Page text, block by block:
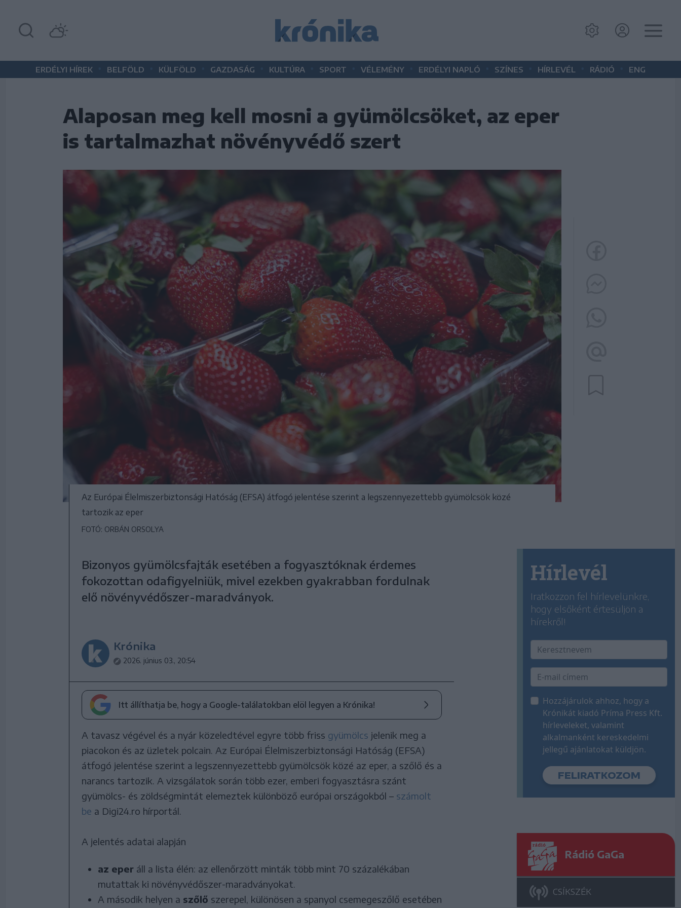
ERDÉLYI HÍREK BELFÖLD KÜLFÖLD GAZDASÁG KULTÚRA SPORT VÉLEMÉNY ERDÉLYI NAPLÓ SZÍNES HÍRLEVÉL RÁDIÓ ENG
Alaposan meg kell mosni a gyümölcsöket, az eper
is tartalmazhat növényvédő szert
Az Európai Élelmiszerbiztonsági Hatóság (EFSA) átfogó jelentése szerint a legszennyezettebb gyümölcsök közé
tartozik az eper
FOTÓ: ORBÁN ORSOLYA
Bizonyos gyümölcsfajták esetében a fogyasztóknak érdemes
fokozottan odafigyelniük, mivel ezekben gyakrabban fordulnak
elő növényvédőszer-maradványok.
Krónika
2026. június 03., 20:54
Itt állíthatja be, hogy a Google-találatokban elöl legyen a Krónika!
A tavasz végével és a nyár közeledtével egyre több friss gyümölcs jelenik meg a
piacokon és az üzletek polcain. Az Európai Élelmiszerbiztonsági Hatóság (EFSA)
átfogó jelentése szerint a legszennyezettebb gyümölcsök közé az eper, a szőlő és a
narancs tartozik. A vizsgálatok során több ezer, emberi fogyasztásra szánt
gyümölcs- és zöldségmintát elemeztek különböző európai országokból – számolt
be a Digi24.ro hírportál.
A jelentés adatai alapján
az eper áll a lista élén: az ellenőrzött minták több mint 70 százalékában
mutattak ki növényvédőszer-maradványokat.
A második helyen a szőlő szerepel, különösen a spanyol csemegeszőlő esetében
Hírlevél
Iratkozzon fel hírlevelünkre,
hogy elsőként értesüljön a
hírekről!
Hozzájárulok ahhoz, hogy a
Krónikát kiadó Príma Press Kft.
hírleveleket, valamint
alkalmanként kereskedelmi
jellegű ajánlatokat küldjön.
Rádió GaGa
CSÍKSZÉK